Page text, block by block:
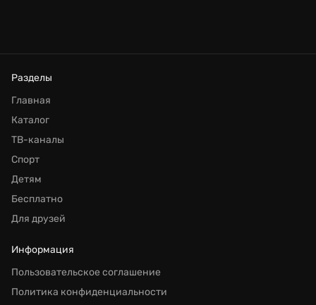
Разделы
Главная
Каталог
ТВ-каналы
Спорт
Детям
Бесплатно
Для друзей
Информация
Пользовательское соглашение
Политика конфиденциальности